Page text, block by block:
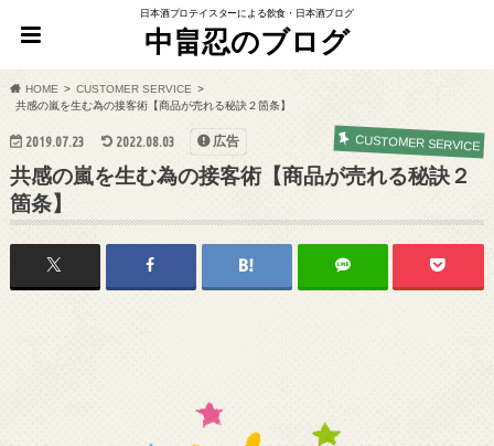
日本酒プロテイスターによる飲食・日本酒ブログ
中畠忍のブログ
HOME
CUSTOMER SERVICE
共感の嵐を生む為の接客術【商品が売れる秘訣２箇条】
2019.07.23 2022.08.03 CUSTOMER SERVICE
広告
共感の嵐を生む為の接客術【商品が売れる秘訣２
箇条】